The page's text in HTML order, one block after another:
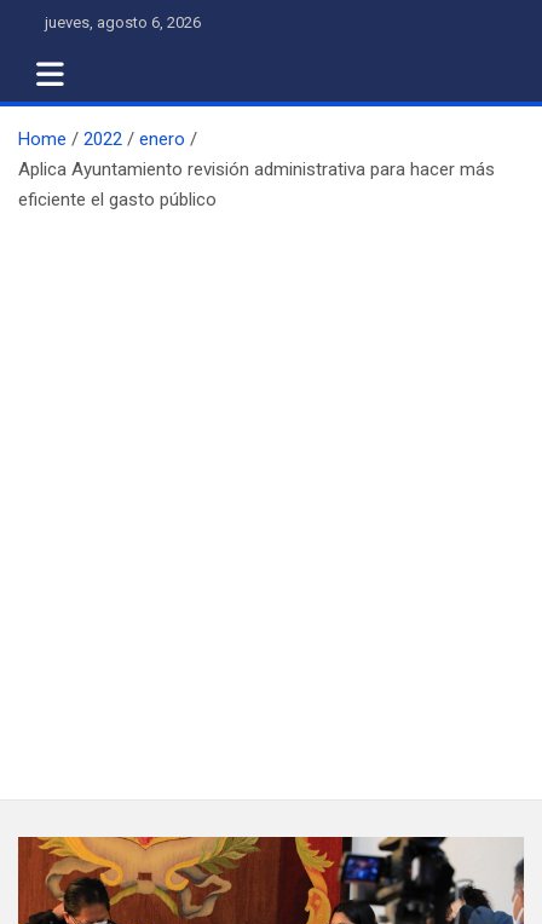
content
jueves, agosto 6, 2026
Home 2022
enero
Aplica Ayuntamiento revisión administrativa para hacer más
eficiente el gasto público